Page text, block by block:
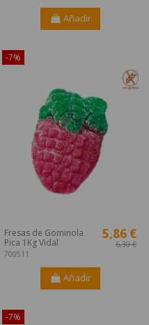
Añadir
-7%
Fresas de Gominola
Pica 1Kg Vidal
700511
5,86 €
6,30 €
Añadir
-7%